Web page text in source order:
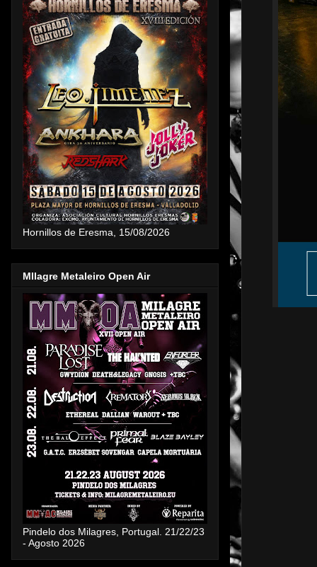
Hornillos de Eresma, 15/08/2026
MIlagre Metaleiro Open Air
Pindelo dos Milagres, Portugal. 21/22/23
- Agosto 2026